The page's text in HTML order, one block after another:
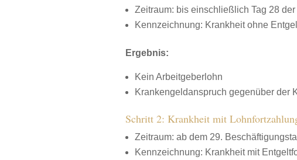
Zeitraum: bis einschließlich Tag 28
Kennzeichnung: Krankheit ohne
Ergebnis:
Kein Arbeitgeberlohn
Krankengeldanspruch gegenüber der
Schritt 2: Krankheit mit
Zeitraum: ab dem 29.
Kennzeichnung: Krankheit mit